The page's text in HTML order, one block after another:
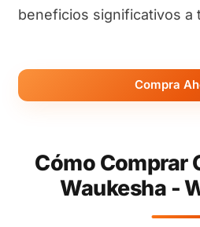
beneficios significativos a
Compra
Cómo Comprar
Waukesha -